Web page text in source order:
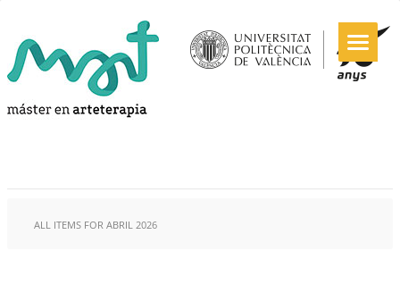
ALL ITEMS FOR ABRIL 2026